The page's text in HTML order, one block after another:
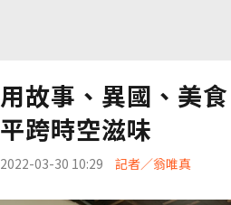
用故事、異國、美
平跨時空滋味
2022-03-30 10:29 記者／翁唯真